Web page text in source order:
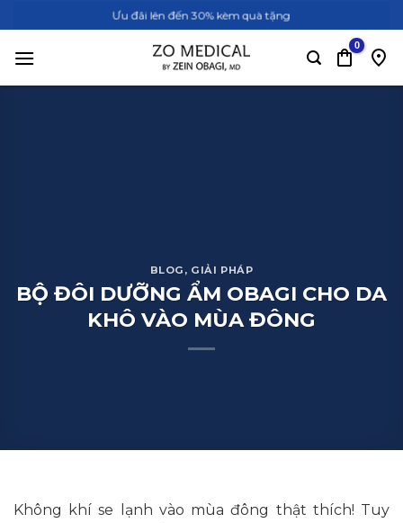
qua
nội
Ưu đãi lên đến 30% kèm quà tặng
BLOG , GIẢI PHÁP
BỘ ĐÔI DƯỠNG ẨM OBAGI CHO DA
KHÔ VÀO MÙA ĐÔNG
Không khí se lạnh vào mùa đông thật thích! Tuy